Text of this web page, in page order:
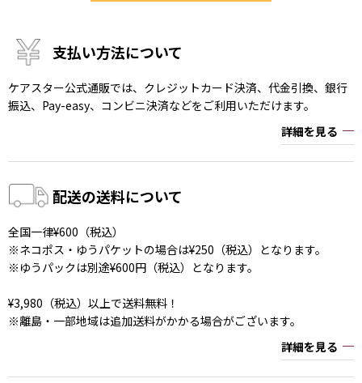
支払い方法について
ケアスター公式通販では、クレジットカード決済、代金引換、銀行
振込、Pay-easy、コンビニ決済などをご利用いただけます。
詳細を見る
配送の送料について
全国一律¥600（税込）
※ネコポス・ゆうパケットの場合は¥250（税込）となります。
※ゆうパックは別途¥600円（税込）となります。
¥3,980（税込）以上で送料無料！
※離島・一部地域は追加送料がかかる場合がございます。
詳細を見る